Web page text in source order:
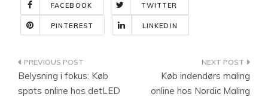
FACEBOOK TWITTER
PINTEREST LINKEDIN
Indlægsnavigation
Belysning i fokus: Køb
spots online hos detLED
Køb indendørs maling
online hos Nordic Maling